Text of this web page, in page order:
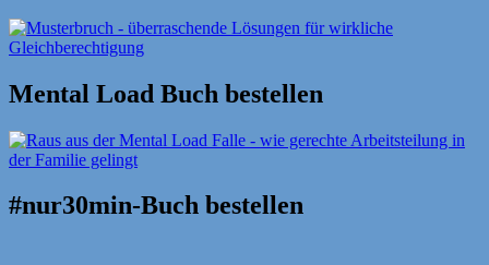
Mental Load Buch bestellen
#nur30min-Buch bestellen